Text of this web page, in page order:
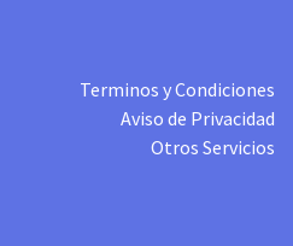
Terminos y Condiciones
Aviso de Privacidad
Otros Servicios